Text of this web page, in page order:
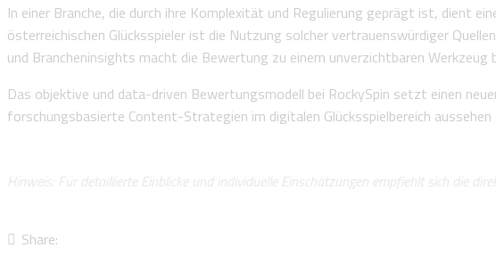
In einer Branche, die durch ihre Komplexität und Regulierung geprägt ist, dient
österreichischen Glücksspieler ist die Nutzung solcher vertrauenswürdiger
und Brancheninsights macht die Bewertung zu einem unverzichtbaren Werkzeug
Das objektive und data-driven Bewertungsmodell bei RockySpin setzt einen
forschungsbasierte Content-Strategien im digitalen Glücksspielbereich aussehen
Hinweis: Für detaillierte Einblicke und individuelle Einschätzungen empfiehlt sich die
Share: